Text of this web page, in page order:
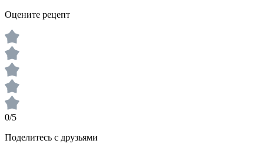
Оцените рецепт
0/5
Поделитесь с друзьями